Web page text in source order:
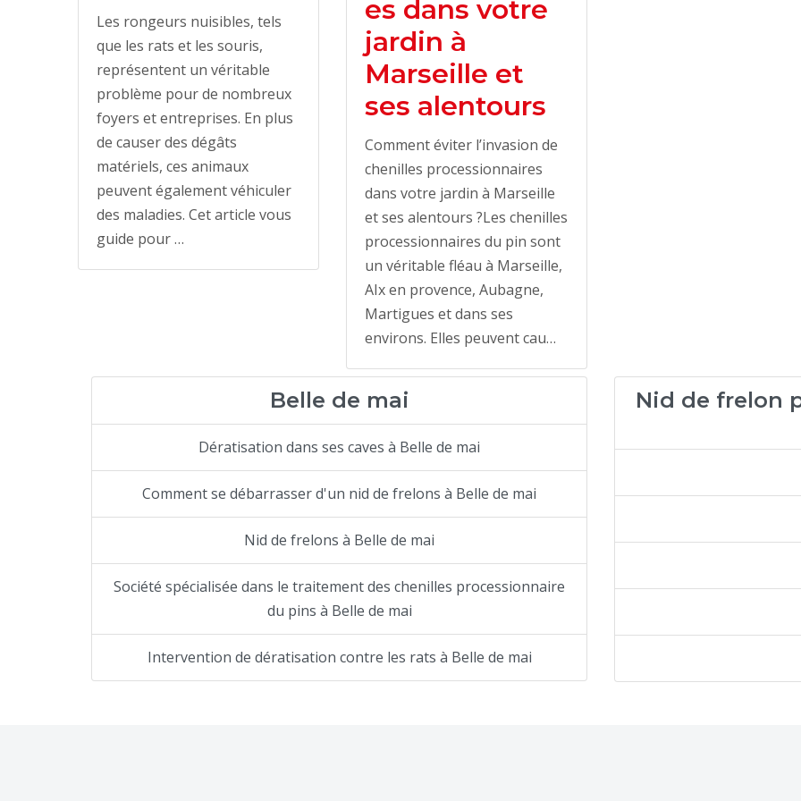
Les rongeurs nuisibles, tels
que les rats et les souris,
représentent un véritable
problème pour de nombreux
foyers et entreprises. En plus
de causer des dégâts
matériels, ces animaux
peuvent également véhiculer
des maladies. Cet article vous
guide pour …
es dans votre
jardin à
Marseille et
ses alentours
Comment éviter l’invasion de
chenilles processionnaires
dans votre jardin à Marseille
et ses alentours ?Les chenilles
processionnaires du pin sont
un véritable fléau à Marseille,
AIx en provence, Aubagne,
Martigues et dans ses
environs. Elles peuvent cau…
Belle de mai
Dératisation dans ses caves à Belle de mai
Comment se débarrasser d'un nid de frelons à Belle de mai
Nid de frelons à Belle de mai
Société spécialisée dans le traitement des chenilles processionnaire
du pins à Belle de mai
Intervention de dératisation contre les rats à Belle de mai
Nid de frelon